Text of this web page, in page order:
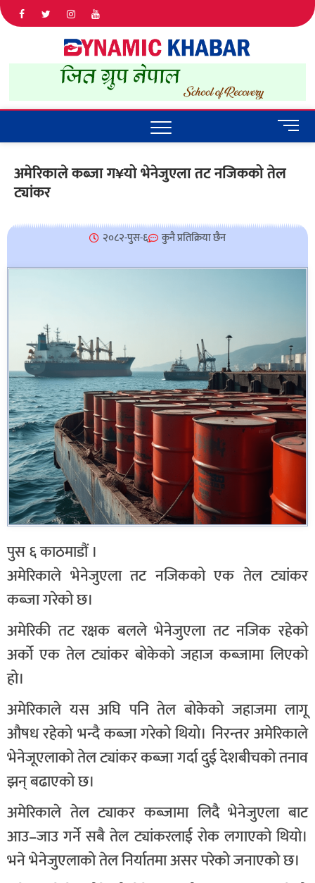
IN NEPAL
M
e
u
n
अमेरिकाले कब्जा ग¥यो भेनेजुएला तट नजिकको तेल
ट्यांकर
२०८२-पुस-६ कुनै प्रतिक्रिया छैन
पुस ६ काठमाडौं ।
अमेरिकाले भेनेजुएला तट नजिकको एक तेल ट्यांकर
कब्जा गरेको छ।
अमेरिकी तट रक्षक बलले भेनेजुएला तट नजिक रहेको
अर्को एक तेल ट्यांकर बोकेको जहाज कब्जामा लिएको
हो।
अमेरिकाले यस अघि पनि तेल बोकेको जहाजमा लागू
औषध रहेको भन्दै कब्जा गरेको थियो। निरन्तर अमेरिकाले
भेनेजूएलाको तेल ट्यांकर कब्जा गर्दा दुई देशबीचको तनाव
झन् बढाएको छ।
अमेरिकाले तेल ट्याकर कब्जामा लिदै भेनेजुएला बाट
आउ–जाउ गर्ने सबै तेल ट्यांकरलाई रोक लगाएको थियो।
भने भेनेजुएलाको तेल निर्यातमा असर परेको जनाएको छ।